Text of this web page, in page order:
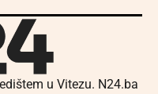
u Vitezu. N24.ba